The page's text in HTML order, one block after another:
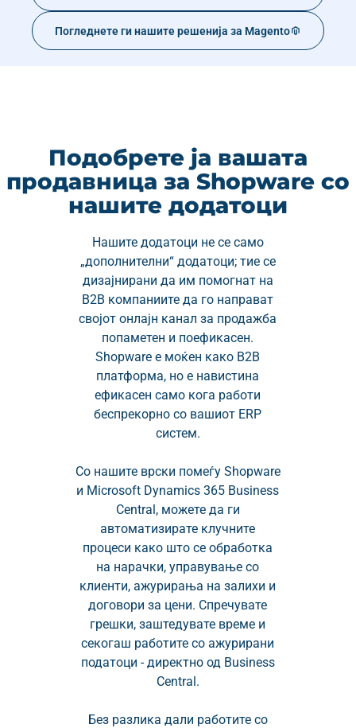
Погледнете ги нашите решенија за Magento
Подобрете ја вашата
продавница за Shopware со
нашите додатоци
Нашите додатоци не се само
„дополнителни“ додатоци; тие се
дизајнирани да им помогнат на
B2B компаниите да го направат
својот онлајн канал за продажба
попаметен и поефикасен.
Shopware е моќен како B2B
платформа, но е навистина
ефикасен само кога работи
беспрекорно со вашиот ERP
систем.
Со нашите врски помеѓу Shopware
и Microsoft Dynamics 365 Business
Central, можете да ги
автоматизирате клучните
процеси како што се обработка
на нарачки, управување со
клиенти, ажурирања на залихи и
договори за цени. Спречувате
грешки, заштедувате време и
секогаш работите со ажурирани
податоци - директно од Business
Central.
Без разлика дали работите со